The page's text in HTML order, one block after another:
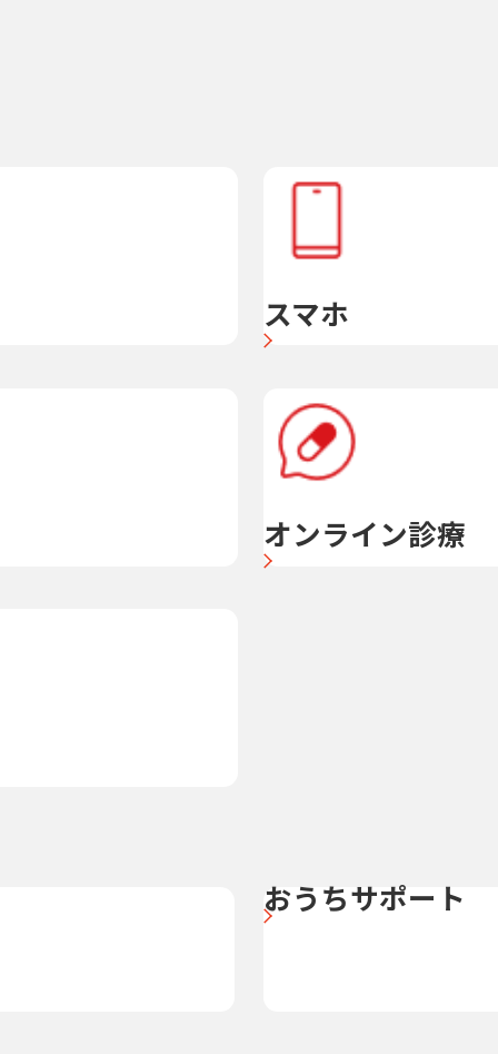
スマホ
オンライン診療
おうちサポート